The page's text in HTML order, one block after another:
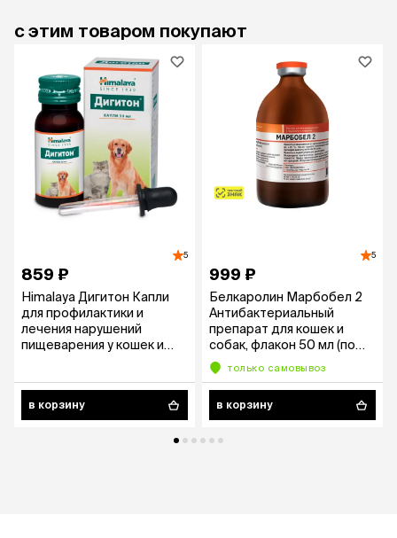
с этим товаром покупают
5
859 ₽
Нimalaya Дигитон Капли
для профилактики и
лечения нарушений
пищеварения у кошек и
в корзину
5
999 ₽
Белкаролин Марбобел 2
Антибактериальный
препарат для кошек и
собак, флакон 50 мл (по
рецепту)
только самовывоз
в корзину